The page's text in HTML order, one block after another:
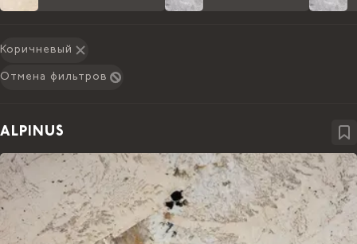
Коричневый
Отмена фильтров
ALPINUS